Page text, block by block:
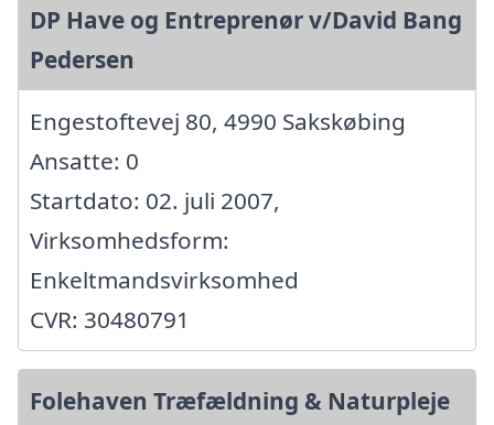
DP Have og Entreprenør v/David Bang
Pedersen
Engestoftevej 80, 4990 Sakskøbing
Ansatte: 0
Startdato: 02. juli 2007,
Virksomhedsform:
Enkeltmandsvirksomhed
CVR: 30480791
Folehaven Træfældning & Naturpleje